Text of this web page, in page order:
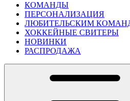
КОМАНДЫ
ПЕРСОНАЛИЗАЦИЯ
ЛЮБИТЕЛЬСКИМ
ХОККЕЙНЫЕ СВИТЕРЫ
НОВИНКИ
РАСПРОДАЖА